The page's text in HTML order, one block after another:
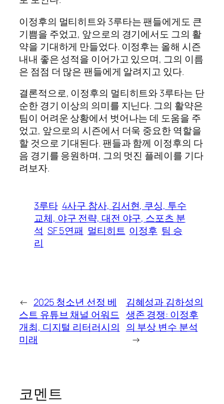
이정후의 멀티히트와 3루타는 팬들에게도 큰
기쁨을 주었고, 앞으로의 경기에서도 그의 활
약을 기대하게 만들었다. 이정후는 올해 시즌
내내 좋은 성적을 이어가고 있으며, 그의 이름
은 점점 더 많은 팬들에게 알려지고 있다.
결론적으로, 이정후의 멀티히트와 3루타는 단
순한 경기 이상의 의미를 지닌다. 그의 활약은
팀이 어려운 상황에서 벗어나는 데 도움을 주
었고, 앞으로의 시즌에서 더욱 중요한 역할을
할 것으로 기대된다. 팬들과 함께 이정후의 다
음 경기를 응원하며, 그의 멋진 플레이를 기다
려보자.
3루타 4사구 참사, 김서현, 쿠싱, 투수
교체, 야구 전략, 대전 야구, 스포츠 분
석 SF 5연패 멀티히트 이정후 팀 승
리
← 2025 청소년 선정 베
스트 유튜브 채널 어워드
개최, 디지털 리터러시의
미래
김혜성과 김하성의
생존 경쟁: 이정후
의 부상 변수 분석
→
코멘트